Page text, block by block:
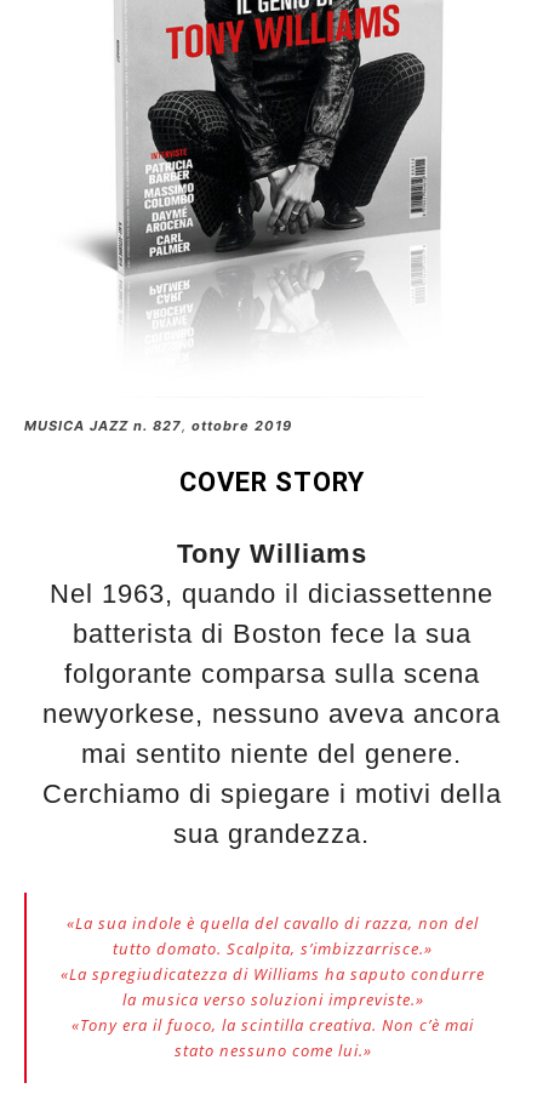
Musica Jazz di luglio 2026 è in
edicola
MUSICA JAZZ n. 827, ottobre 2019
COVER STORY
Tony Williams
Nel 1963, quando il diciassettenne
batterista di Boston fece la sua
folgorante comparsa sulla scena
newyorkese, nessuno aveva ancora
mai sentito niente del genere.
Cerchiamo di spiegare i motivi della
sua grandezza.
«La sua indole è quella del cavallo di razza, non del
tutto domato. Scalpita, s’imbizzarrisce.»
«La spregiudicatezza di Williams ha saputo condurre
la musica verso soluzioni impreviste.»
«Tony era il fuoco, la scintilla creativa. Non c’è mai
stato nessuno come lui.»